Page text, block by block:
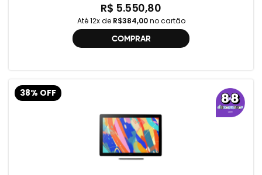
R$ 5.550,80
Até 12x de R$384,00no cartão
COMPRAR
38% OFF